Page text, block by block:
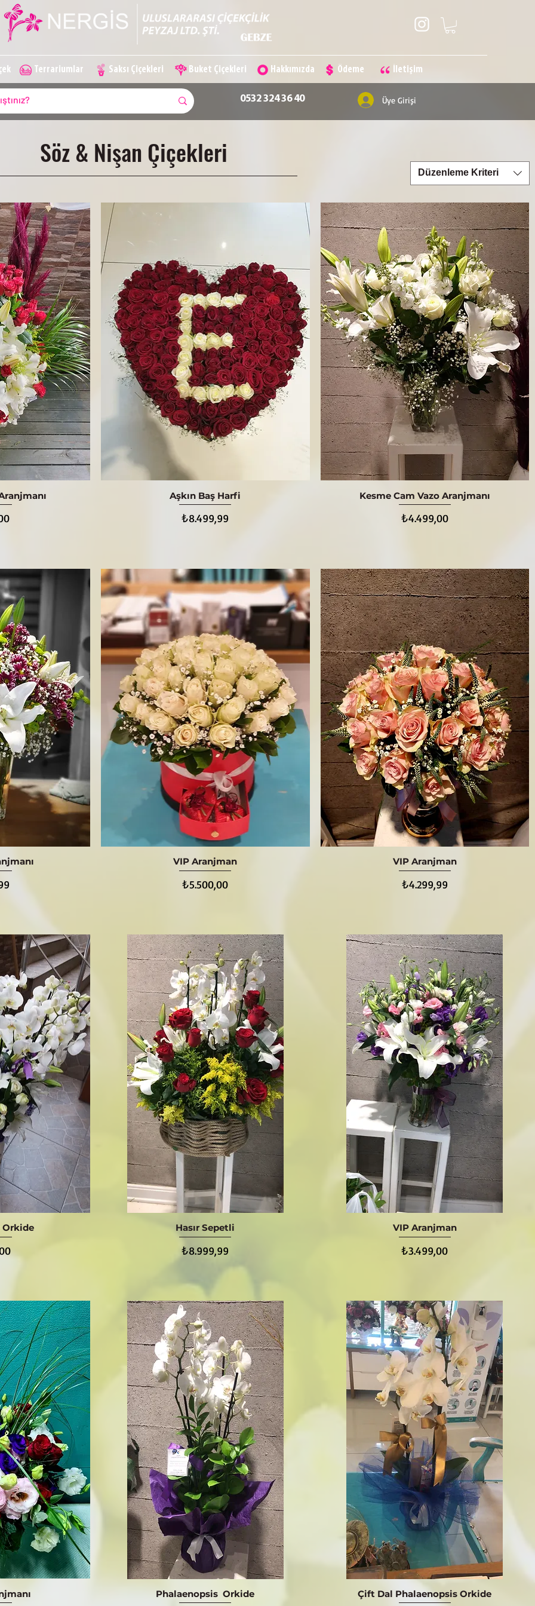
Terrariumlar Saksı Çiçekleri Buket Çiçekleri Hakkımızda Ödeme İletişim
Üye Girişi
0532 324 36 40
Söz & Nişan Çiçekleri
Düzenleme Kriteri
Hızlı Bakış
Aşkın Baş Harfi
Fiyat
₺8.499,99
Hızlı Bakış
Kesme Cam Vazo Aranjmanı
Fiyat
₺4.499,00
Hızlı Bakış
VIP Aranjman
Fiyat
₺5.500,00
Hızlı Bakış
VIP Aranjman
Fiyat
₺4.299,99
Orkide Hızlı Bakış
Hasır Sepetli
Fiyat
₺8.999,99
Hızlı Bakış
VIP Aranjman
Fiyat
₺3.499,00
Hızlı Bakış
Phalaenopsis Orkide Hızlı Bakış
Çift Dal Phalaenopsis Orkide